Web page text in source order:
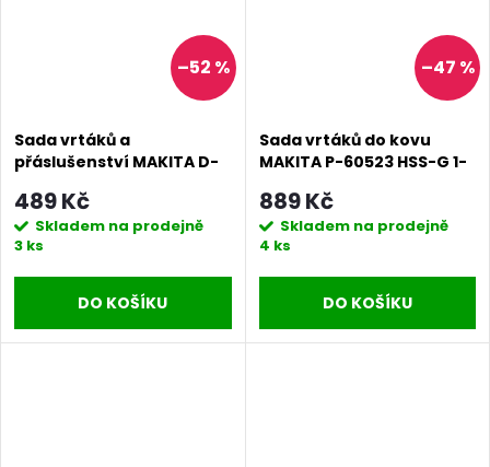
–52 %
Sada vrtáků a
přáslušenství MAKITA D-
kufru
489 Kč
Skladem na prodejně
3 ks
DO KOŠÍKU
–47 %
Sada vrtáků do kovu
MAKITA P-60523 HSS-G 1-
889 Kč
Skladem na prodejně
4 ks
DO KOŠÍKU